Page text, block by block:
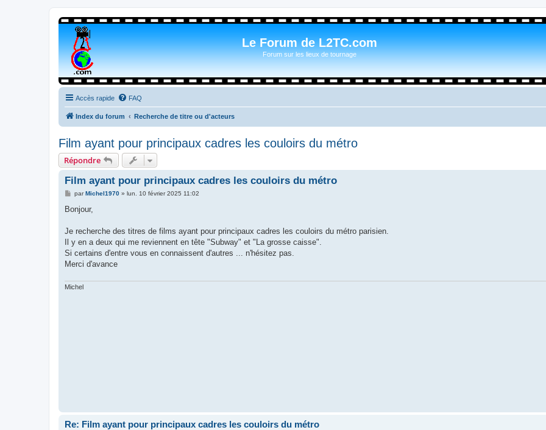
Le Forum de L2TC.com
Forum sur les lieux de tournage
Accès rapide FAQ
Index du forum Recherche de titre ou d'acteurs
Film ayant pour principaux cadres les couloirs du métro
Répondre
Film ayant pour principaux cadres les couloirs du métro
M
s
g
parMichel1970» lun. 10 février 2025 11:02
Bonjour,
Je recherche des titres de films ayant pour principaux cadres les couloirs du métro parisien.
Il y en a deux qui me reviennent en tête "Subway" et "La grosse caisse".
Si certains d'entre vous en connaissent d'autres ... n'hésitez pas.
Merci d'avance
Michel
Re: Film ayant pour principaux cadres les couloirs du métro